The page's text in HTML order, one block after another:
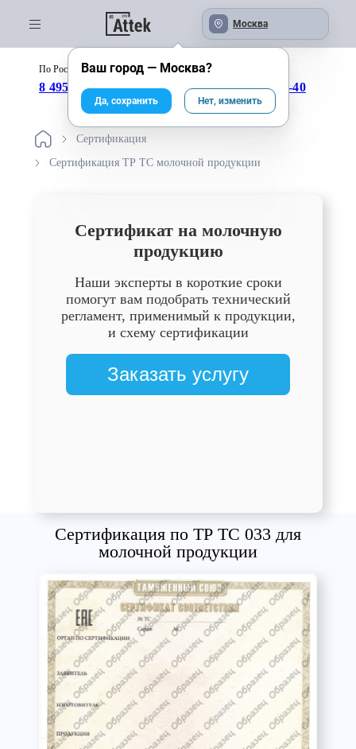
Москва
По России бесплатно:
8 495 246-04-43 8 800 333-25-40
Сертификация
Сертификация ТР ТС молочной продукции
Сертификат на молочную
продукцию
Наши эксперты в короткие сроки
помогут вам подобрать технический
регламент, применимый к продукции,
и схему сертификации
Заказать услугу
Сертификация по ТР ТС 033 для
молочной продукции
Ваш город — Москва?
Да, сохранить Нет, изменить